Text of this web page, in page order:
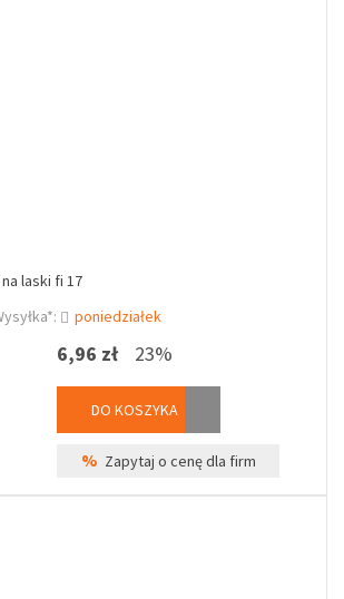
laski fi 17
poniedziałek
6,96 zł 23%
DO KOSZYKA
% Zapytaj o cenę dla firm